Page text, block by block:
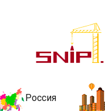
Россия